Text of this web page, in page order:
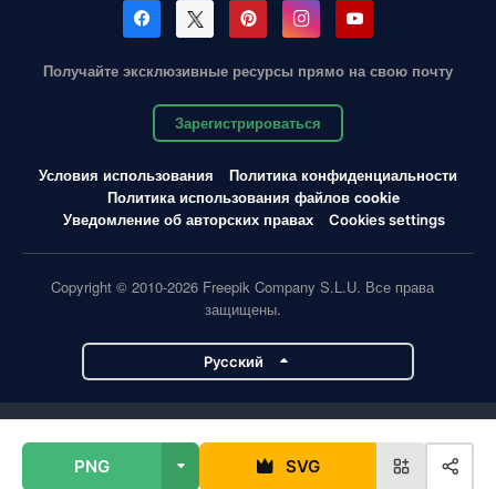
PNG SVG
Получайте эксклюзивные ресурсы прямо на свою почту
Зарегистрироваться
Условия использования
Политика конфиденциальности
Политика использования файлов cookie
Уведомление об авторских правах
Cookies settings
Copyright © 2010-2026 Freepik Company S.L.U. Все права
защищены.
Pусский
Flaticon Slidesgo